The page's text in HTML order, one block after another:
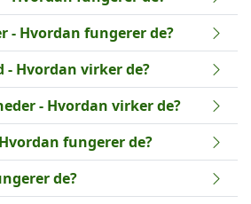
- Hvordan fungerer de?
- Hvordan virker de?
- Hvordan virker de?
fungerer de?
de?